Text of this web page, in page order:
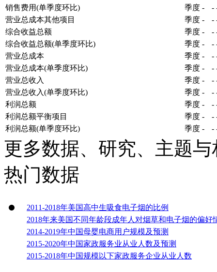
销售费用(单季度环比)
季度 - -
营业总成本其他项目
季度 - -
综合收益总额
季度 - -
综合收益总额(单季度环比)
季度 - -
营业总成本
季度 - -
营业总成本(单季度环比)
季度 - -
营业总收入
季度 - -
营业总收入(单季度环比)
季度 - -
利润总额
季度 - -
利润总额平衡项目
季度 - -
利润总额(单季度环比)
季度 - -
更多数据、研究、主题
热门数据
2011-2018年美国高中生吸食电子烟的比例
2018年来美国不同年龄段成年人对烟草和电子烟的偏好
2014-2019年中国母婴电商用户规模及预测
2015-2020年中国家政服务业从业人数及预测
2015-2018年中国规模以下家政服务企业从业人数